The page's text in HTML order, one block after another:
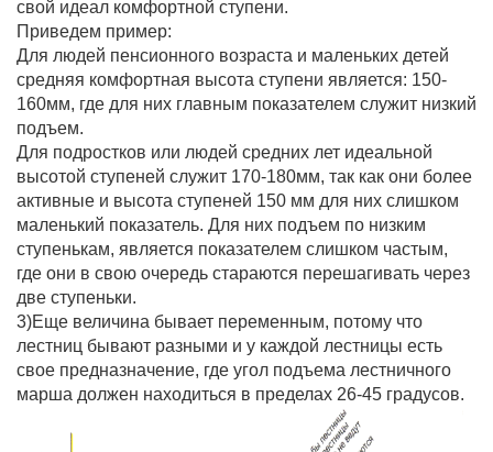
свой идеал комфортной ступени.
Приведем пример:
Для людей пенсионного возраста и маленьких детей
средняя комфортная высота ступени является: 150-
160мм, где для них главным показателем служит низкий
подъем.
Для подростков или людей средних лет идеальной
высотой ступеней служит 170-180мм, так как они более
активные и высота ступеней 150 мм для них слишком
маленький показатель. Для них подъем по низким
ступенькам, является показателем слишком частым,
где они в свою очередь стараются перешагивать через
две ступеньки.
3)Еще величина бывает переменным, потому что
лестниц бывают разными и у каждой лестницы есть
свое предназначение, где угол подъема лестничного
марша должен находиться в пределах 26-45 градусов.